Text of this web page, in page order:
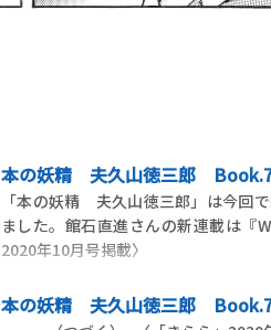
本の妖精 夫久山徳三郎
「本の妖精 夫久山徳三郎」は今回
ました。館石直進さんの新連載は『
2020年10月号掲載〉
本の妖精 夫久山徳三郎